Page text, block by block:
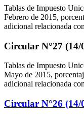
Tablas de Impuesto
Febrero de 2015,
adicional relacionada
Circular N°27 (14/
Tablas de Impuesto
Mayo de 2015,
adicional relacionada
Circular N°26 (14/